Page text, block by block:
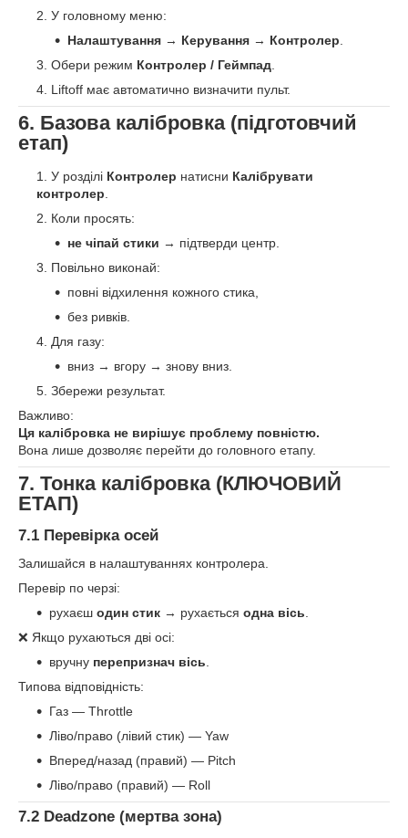
У головному меню:
Налаштування → Керування → Контролер
Обери режим Контролер / Геймпад
Liftoff має автоматично визначити пульт.
6. Базова калібровка (підготовчий
етап)
У розділі Контролер натисни Калібрувати
контролер
Коли просять:
не чіпай стики → підтверди центр.
Повільно виконай:
повні відхилення кожного стика,
без ривків.
Для газу:
вниз → вгору → знову вниз.
Збережи результат.
Важливо:
Ця калібровка не вирішує проблему повністю.
Вона лише дозволяє перейти до головного етапу.
7. Тонка калібровка (КЛЮЧОВИЙ
ЕТАП)
7.1 Перевірка осей
Залишайся в налаштуваннях контролера.
Перевір по черзі:
рухаєш один стик → рухається одна вісь.
❌ Якщо рухаються дві осі:
вручну перепризнач вісь.
Типова відповідність:
Газ — Throttle
Ліво/право (лівий стик) — Yaw
Вперед/назад (правий) — Pitch
Ліво/право (правий) — Roll
7.2 Deadzone (мертва зона)